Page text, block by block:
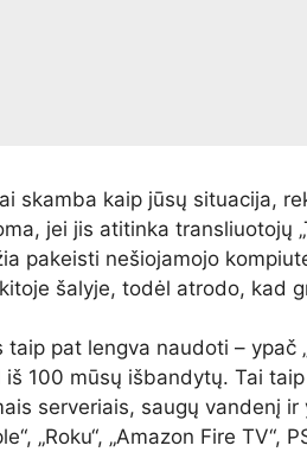
skamba kaip jūsų situacija,
jei jis atitinka transliuotojų
pakeisti nešiojamojo
šalyje, todėl atrodo, kad
taip pat lengva naudoti – ypač
iš 100 mūsų išbandytų. Tai
serveriais, saugų vandenį ir
„Roku“, „Amazon Fire TV“,